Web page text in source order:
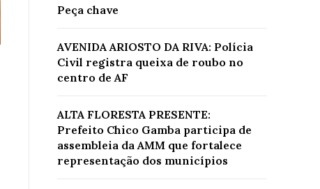
Peça chave
AVENIDA ARIOSTO DA RIVA: Polícia
Civil registra queixa de roubo no
centro de AF
ALTA FLORESTA PRESENTE:
Prefeito Chico Gamba participa de
assembleia da AMM que fortalece
representação dos municípios